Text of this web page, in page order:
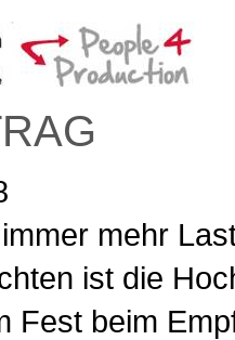
mehr
ist die
Fest beim